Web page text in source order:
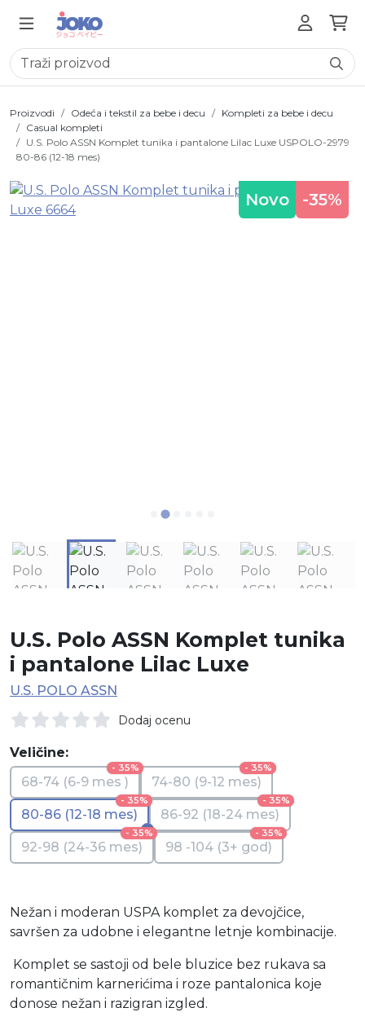
Proizvodi Odeća i tekstil za bebe i decu
Kompleti za bebe i decu
Casual kompleti
U.S. Polo ASSN Komplet tunika i pantalone Lilac Luxe USPOLO-2979
80-86 (12-18 mes)
Novo -35%
U.S. Polo ASSN Komplet tunika
i pantalone Lilac Luxe
U.S. POLO ASSN
Dodaj ocenu
Veličine:
- 35%
68-74 (6-9 mes )
- 35%
74-80 (9-12 mes)
- 35%
80-86 (12-18 mes)
- 35%
86-92 (18-24 mes)
- 35%
92-98 (24-36 mes)
- 35%
98 -104 (3+ god)
Nežan i moderan USPA komplet za devojčice,
savršen za udobne i elegantne letnje kombinacije.
Komplet se sastoji od bele bluzice bez rukava sa
romantičnim karnerićima i roze pantalonica koje
donose nežan i razigran izgled.